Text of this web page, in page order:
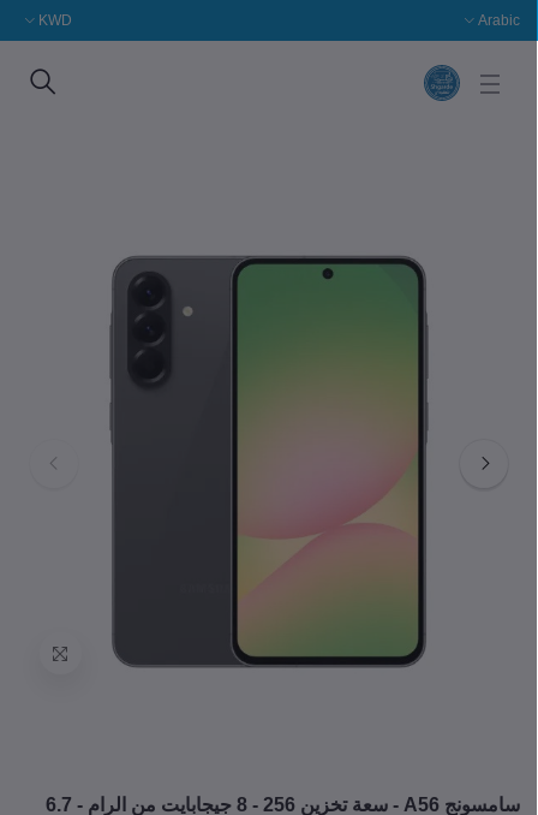
Arabic
KWD
سامسونج A56 - سعة تخزين 256 - 8 جيجابايت من الرام - 6.7